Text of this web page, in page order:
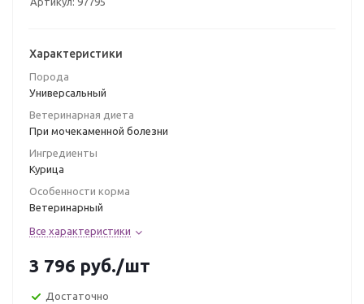
Характеристики
Порода
Универсальный
Ветеринарная диета
При мочекаменной болезни
Ингредиенты
Курица
Особенности корма
Ветеринарный
Все характеристики
3 796 руб./шт
Достаточно